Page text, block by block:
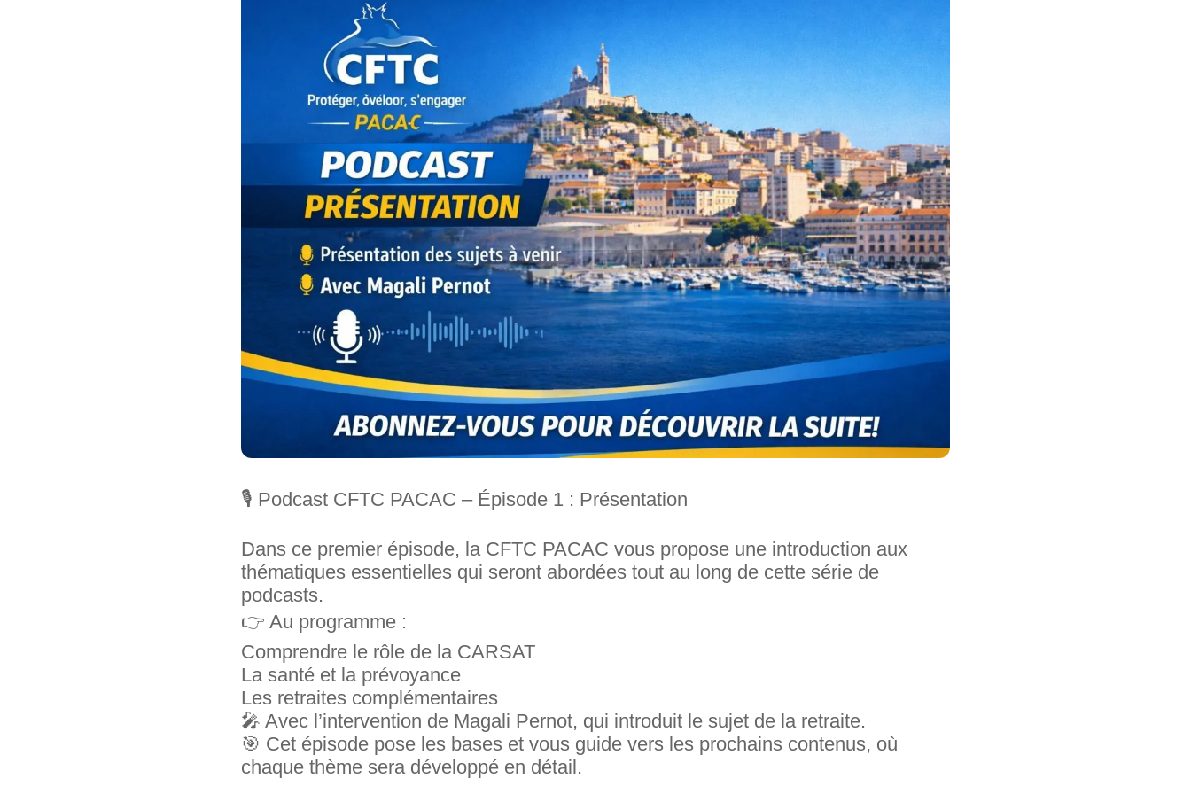
🎙️ Podcast CFTC PACAC – Épisode 1 : Présentation
Dans ce premier épisode, la CFTC PACAC vous propose une introduction aux
thématiques essentielles qui seront abordées tout au long de cette série de
podcasts.
👉 Au programme :
Comprendre le rôle de la CARSAT
La santé et la prévoyance
Les retraites complémentaires
🎤 Avec l’intervention de Magali Pernot, qui introduit le sujet de la retraite.
🎯 Cet épisode pose les bases et vous guide vers les prochains contenus, où
chaque thème sera développé en détail.